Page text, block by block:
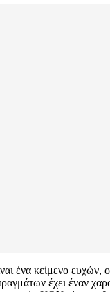
ένα κείμενο ευχών,
έχει έναν